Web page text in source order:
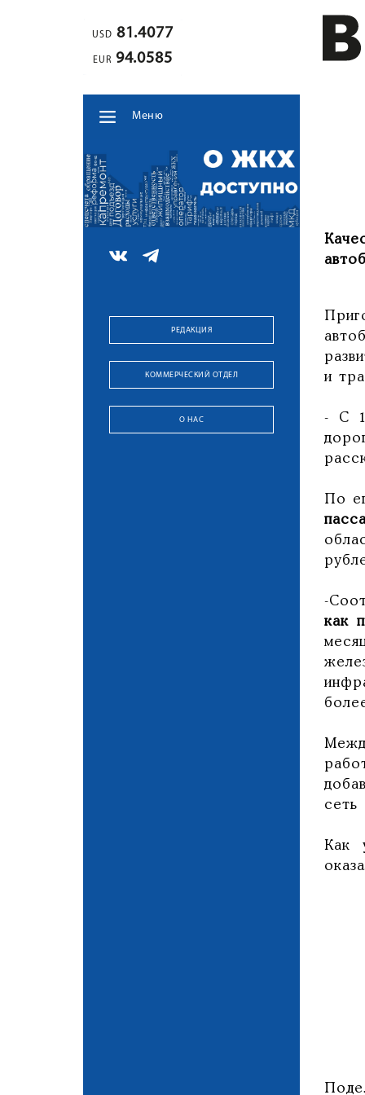
USD 81.4077
EUR 94.0585
Меню
РЕДАКЦИЯ
КОММЕРЧЕСКИЙ ОТДЕЛ
О НАС
и
- С 1
По
-
как
сеть
Как